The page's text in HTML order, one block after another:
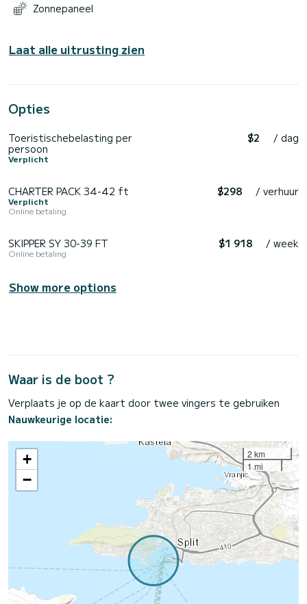
Zonnepaneel
Laat alle uitrusting zien
Opties
Toeristischebelasting per
persoon
Verplicht
$2 / dag
CHARTER PACK 34-42 ft
Verplicht
Online betaling
$298 / verhuur
SKIPPER SY 30-39 FT
Online betaling
$1 918 / week
Show more options
Waar is de boot ?
Verplaats je op de kaart door twee vingers te gebruiken
Nauwkeurige locatie:
+
−
2 km
1 mi